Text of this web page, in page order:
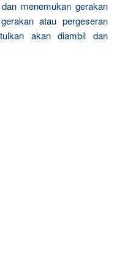
menemukan gerakan
atau pergeseran
akan diambil dan